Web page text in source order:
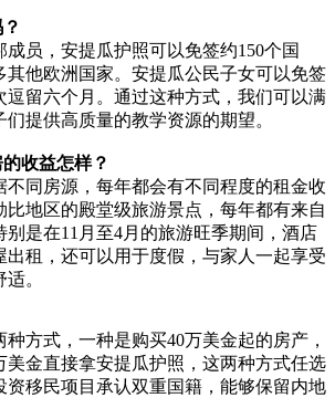
成员，安提瓜护照可以免签约150个国
其他欧洲国家。安提瓜公民子女可以免签
逗留六个月。通过这种方式，我们可以满
提供高质量的教学资源的期望。
收益怎样？
不同房源，每年都会有不同程度的租金收
比地区的殿堂级旅游景点，每年都有来自
别是在11月至4月的旅游旺季期间，酒店
出租，还可以用于度假，与家人一起享受
。
种方式，一种是购买40万美金起的房产，
美金直接拿安提瓜护照，这两种方式任选
资移民项目承认双重国籍，能够保留内地